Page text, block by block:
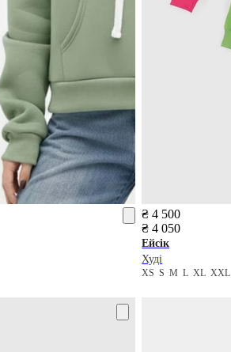
₴ 4 500
₴ 4 050
Ейсік
Худі
XSSMLXLXXL